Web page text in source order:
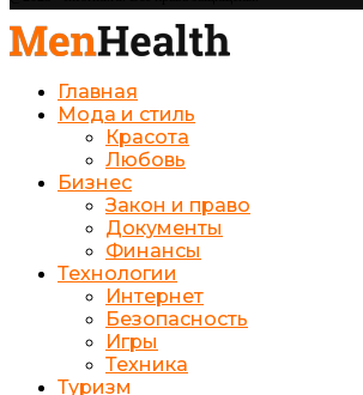
Главная
Мода и стиль
Красота
Любовь
Бизнес
Закон и право
Документы
Финансы
Технологии
Интернет
Безопасность
Игры
Техника
Туризм